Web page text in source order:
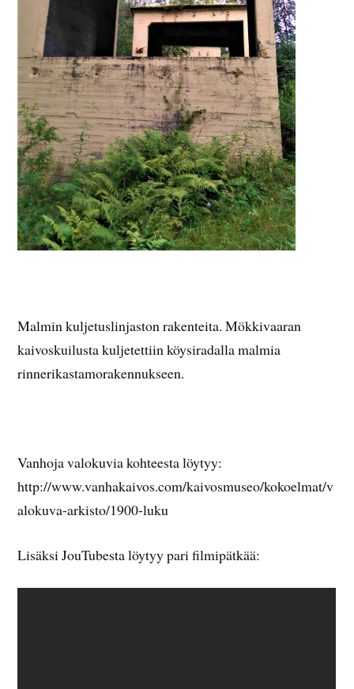
Malmin kuljetuslinjaston rakenteita. Mökkivaaran
kaivoskuilusta kuljetettiin köysiradalla malmia
rinnerikastamorakennukseen.
Vanhoja valokuvia kohteesta löytyy:
http://www.vanhakaivos.com/kaivosmuseo/kokoelmat/v
alokuva-arkisto/1900-luku
Lisäksi JouTubesta löytyy pari filmipätkää: